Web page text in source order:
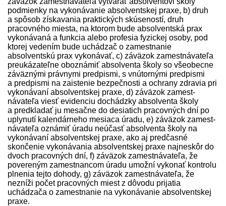
podmienky na vykonávanie absolventskej praxe, b) druh
a spôsob získavania praktických skúseností, druh
pracovného miesta, na ktorom bude absolventská prax
vykonávaná a funkcia alebo profesia fyzickej osoby, pod
ktorej vedením bude uchádzač o zamestnanie
absolventskú prax vykonávať, c) záväzok zamest­návateľa
preukázateľne oboznámiť absolventa školy so všeobecne
záväznými právnymi pred­pismi, s vnútornými pred­pismi
a pred­pismi na zaistenie bezpečnosti a ochrany zdravia pri
vykonávaní absolventskej praxe, d) záväzok zamest­
návateľa viesť evidenciu dochádzky absolventa školy
a pred­kladať ju mesačne do desiatich pracovných dní po
uplynutí kalendárneho mesiaca úradu, e) záväzok zamest­
návateľa oznámiť úradu neúčasť absolventa školy na
vykonávaní absolventskej praxe, ako aj predčasné
skončenie vykonávania absolventskej praxe najneskôr do
dvoch pracovných dní, f) záväzok zamest­návateľa, že
povereným zamestnancom úradu umožní vykonať kontrolu
plnenia tejto dohody, g) záväzok zamest­návateľa, že
nezníži počet pracovných miest z dôvodu prijatia
uchádzača o zamestnanie na vykonávanie absolventskej
praxe.